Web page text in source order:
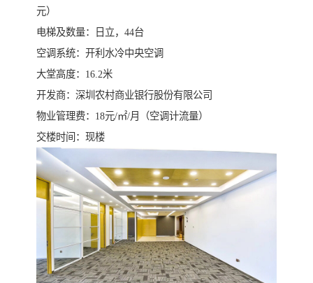
元）
电梯及数量：日立，44台
空调系统：开利水冷中央空调
大堂高度：16.2米
开发商：深圳农村商业银行股份有限公司
物业管理费：18元/㎡/月（空调计流量）
交楼时间：现楼